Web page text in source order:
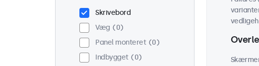
Skrivebord
Væg
0
Panel monteret
0
Indbygget
0